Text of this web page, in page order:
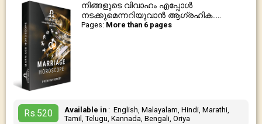
നിങ്ങളുടെ വിവാഹം എപ്പോൾ
നടക്കുമെന്നറിയുവാൻ ആഗ്രഹിക.....
Pages: More than 6 pages
Rs.520 Available in : English, Malayalam, Hindi, Marathi,
Tamil, Telugu, Kannada, Bengali, Oriya